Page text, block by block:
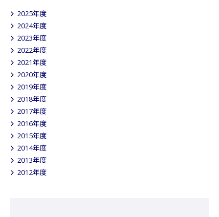
2025年度
2024年度
2023年度
2022年度
2021年度
2020年度
2019年度
2018年度
2017年度
2016年度
2015年度
2014年度
2013年度
2012年度